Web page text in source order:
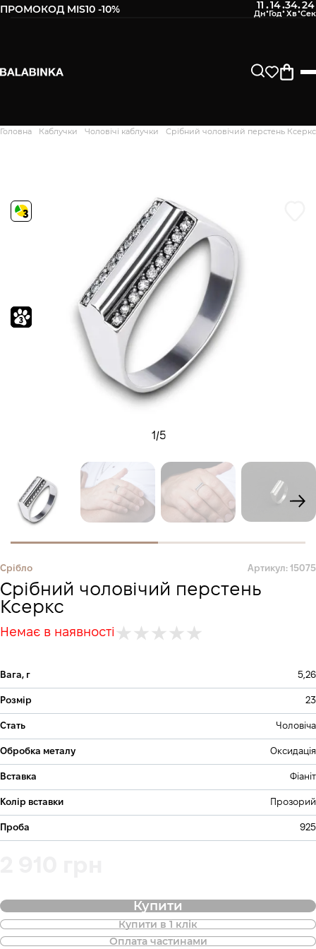
ПРОМОКОД MIS10 -10% 11 :14:34:23
Головна Каблучки Чоловічі каблучки Срібний чоловічий перстень Ксеркс
1/5
Срібло Артикул: 15075
Срібний чоловічий перстень
Ксеркс
Немає в наявності
Вага, г 5,26
Розмір 23
Стать Чоловіча
Обробка металу Оксидація
Вставка Фіаніт
Колір вставки Прозорий
Проба 925
Купити
Купити в 1 клік
Оплата частинами
Також доступна покупка товару в
Дякуємо. Ваш відгук
відправлено СМС про наявність в нашому магазині